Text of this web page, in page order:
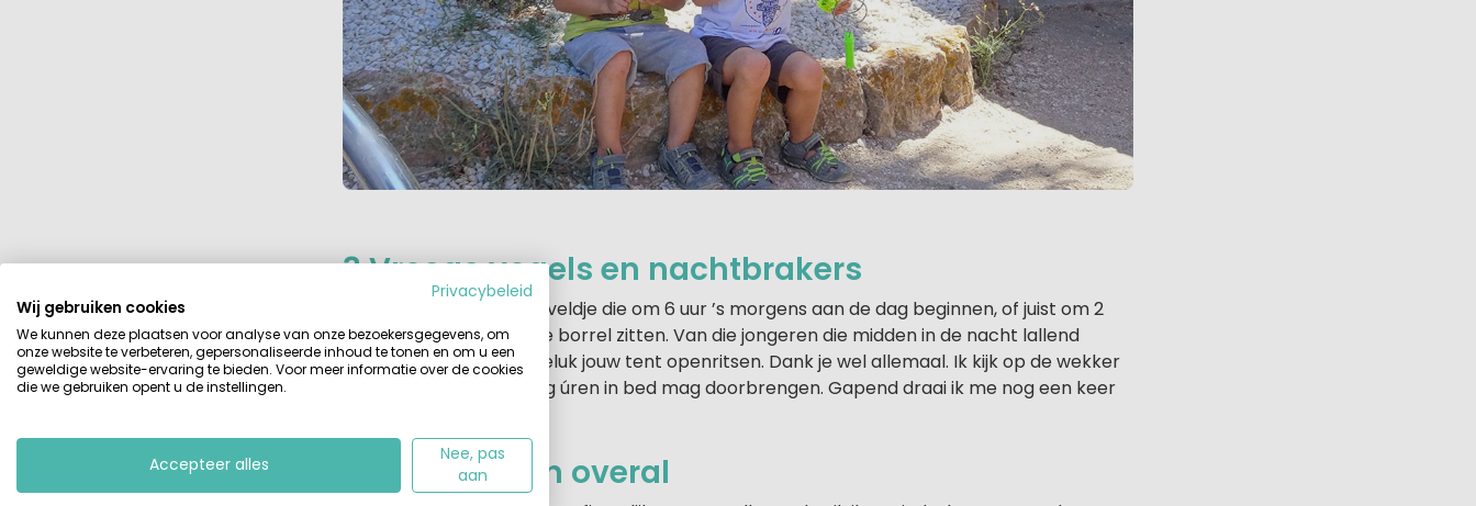
3 Vroege vogels en nachtbrakers
Van die mensen op het veldje die om 6 uur ’s morgens aan de dag beginnen, of juist om 2
uur ’s nachts nog aan de borrel zitten. Van die jongeren die midden in de nacht lallend
thuiskomen en per ongeluk jouw tent openritsen. Dank je wel allemaal. Ik kijk op de wekker
en constateer dat ik nog úren in bed mag doorbrengen. Gapend draai ik me nog een keer
4 Scheerlijnen overal
Privacybeleid
Wij gebruiken cookies
We kunnen deze plaatsen voor analyse van onze bezoekersgegevens, om
onze website te verbeteren, gepersonaliseerde inhoud te tonen en om u een
geweldige website-ervaring te bieden. Voor meer informatie over de cookies
die we gebruiken opent u de instellingen.
Accepteer alles
Nee, pas
aan